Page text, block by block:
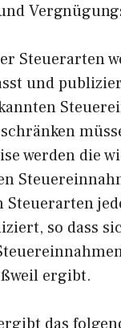
Steuerarten
und
werden die
Steuerarten
so dass
ergibt.